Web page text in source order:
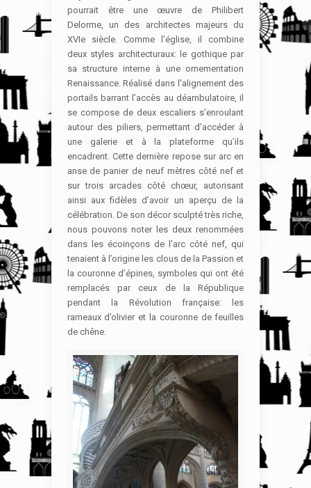
pourrait être une œuvre de Philibert
Delorme, un des architectes majeurs du
XVIe siècle. Comme l’église, il combine
deux styles architecturaux: le gothique par
sa structure interne à une ornementation
Renaissance. Réalisé dans l’alignement des
portails barrant l’accès au déambulatoire, il
se compose de deux escaliers s’enroulant
autour des piliers, permettant d’accéder à
une galerie et à la plateforme qu’ils
encadrent. Cette dernière repose sur arc en
anse de panier de neuf mètres côté nef et
sur trois arcades côté chœur, autorisant
ainsi aux fidèles d’avoir un aperçu de la
célébration. De son décor sculpté très riche,
nous pouvons noter les deux renommées
dans les écoinçons de l’arc côté nef, qui
tenaient à l’origine les clous de la Passion et
la couronne d’épines, symboles qui ont été
remplacés par ceux de la République
pendant la Révolution française: les
rameaux d’olivier et la couronne de feuilles
de chêne.